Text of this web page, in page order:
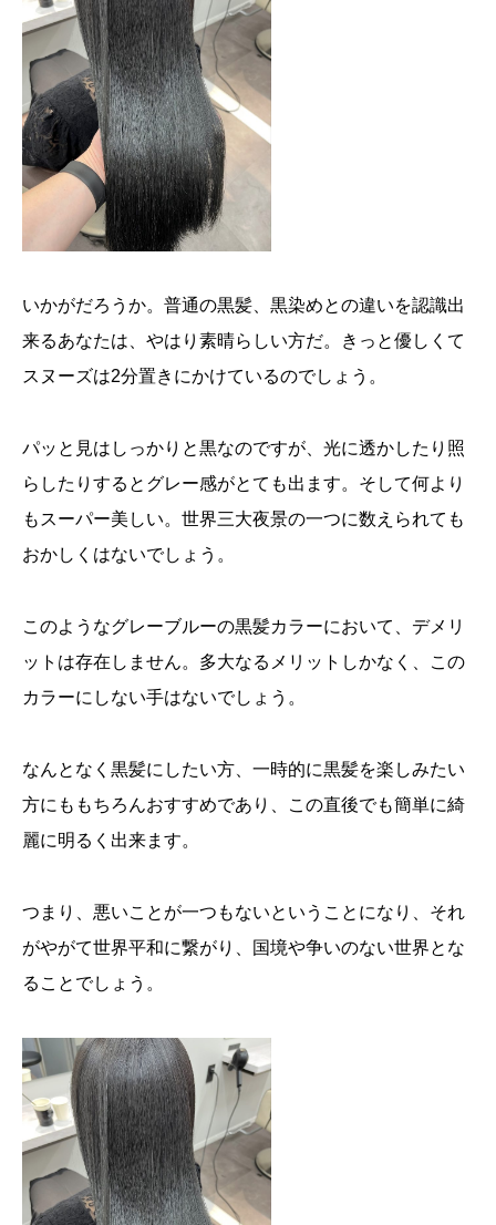
いかがだろうか。普通の黒髪、黒染めとの違いを認識出
来るあなたは、やはり素晴らしい方だ。きっと優しくて
スヌーズは2分置きにかけているのでしょう。
パッと見はしっかりと黒なのですが、光に透かしたり照
らしたりするとグレー感がとても出ます。そして何より
もスーパー美しい。世界三大夜景の一つに数えられても
おかしくはないでしょう。
このようなグレーブルーの黒髪カラーにおいて、デメリ
ットは存在しません。多大なるメリットしかなく、この
カラーにしない手はないでしょう。
なんとなく黒髪にしたい方、一時的に黒髪を楽しみたい
方にももちろんおすすめであり、この直後でも簡単に綺
麗に明るく出来ます。
つまり、悪いことが一つもないということになり、それ
がやがて世界平和に繋がり、国境や争いのない世界とな
ることでしょう。